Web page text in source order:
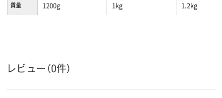
質量 1200g 1kg 1.2kg
レビュー（0件）